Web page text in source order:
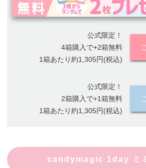
公式限定！
4箱購入で+2箱無料
1箱あたり約1,305円(税込)
公式限定！
2箱購入で+1箱無料
1箱あたり約1,305円(税込)
candymagic 1day ミ